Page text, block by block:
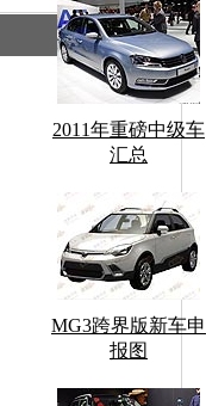
2011年重磅中级车
汇总
MG3跨界版新车申
报图